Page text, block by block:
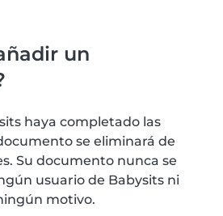
un
haya completado las
se eliminará de
Su documento nunca se
usuario de Babysits ni
motivo.